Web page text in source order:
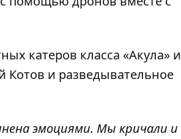
катеров класса «Акула» и
Котов и разведывательное
эмоциями. Мы кричали и